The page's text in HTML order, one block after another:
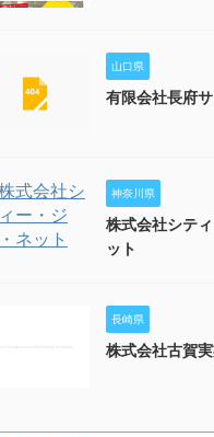
山口県
有限会社長府
神奈川県
株式会社シテ
ット
長崎県
株式会社古賀